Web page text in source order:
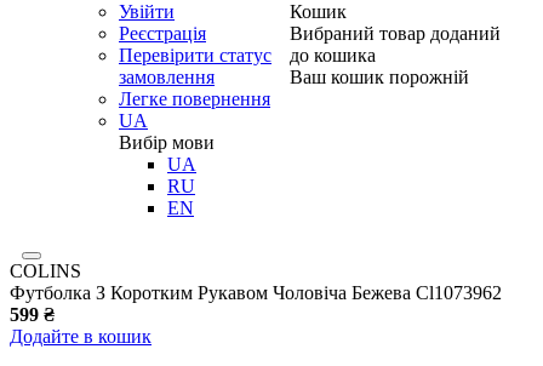
Увійти
Реєстрація
Перевірити статус
замовлення
Легке повернення
UA
Вибір мови
UA
RU
EN
Кошик
Вибраний товар доданий
до кошика
Ваш кошик порожній
COLINS
Футболка З Коротким Рукавом Чоловіча Бежева Cl1073962
599 ₴
Додайте в кошик